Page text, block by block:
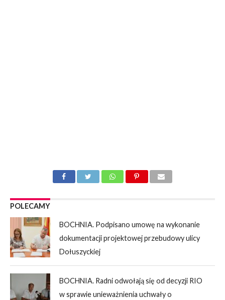
POLECAMY
BOCHNIA. Podpisano umowę na wykonanie
dokumentacji projektowej przebudowy ulicy
Dołuszyckiej
BOCHNIA. Radni odwołają się od decyzji RIO
w sprawie unieważnienia uchwały o